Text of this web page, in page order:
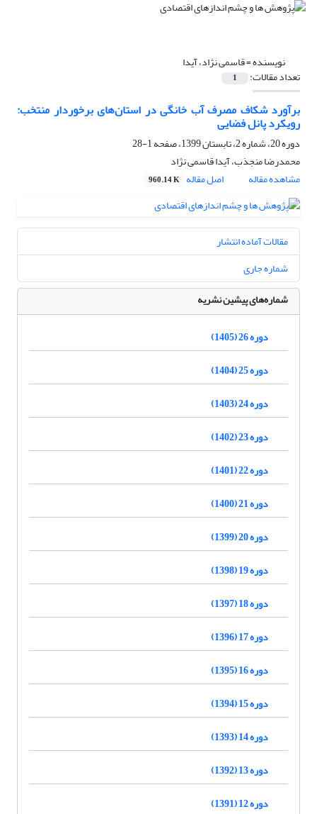
نویسنده =قاسمی نژاد، آیدا
تعداد مقالات: 1
برآورد شکاف مصرف آب خانگی در استان‌های برخوردار منتخب:
رویکرد پانل فضایی
دوره 20، شماره 2، تابستان 1399، صفحه
1-28
محمدرضا منجذب، آیدا قاسمی نژاد
مشاهده مقاله
اصل مقاله 960.14 K
مقالات آماده انتشار
شماره جاری
شماره‌های پیشین نشریه
دوره 26 (1405)
دوره 25 (1404)
دوره 24 (1403)
دوره 23 (1402)
دوره 22 (1401)
دوره 21 (1400)
دوره 20 (1399)
دوره 19 (1398)
دوره 18 (1397)
دوره 17 (1396)
دوره 16 (1395)
دوره 15 (1394)
دوره 14 (1393)
دوره 13 (1392)
دوره 12 (1391)